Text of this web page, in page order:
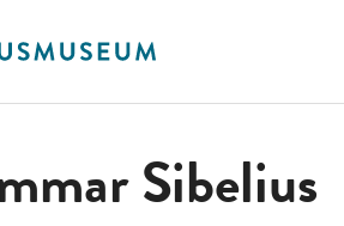
Sibelius